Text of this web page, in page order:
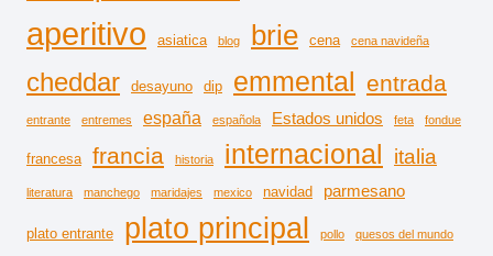
aperitivo asiatica blog brie cena cena navideña
cheddar desayuno dip emmental entrada
entrante entremes españa española Estados unidos feta fondue
francesa francia historia internacional italia
literatura manchego maridajes mexico navidad parmesano
plato entrante plato principal pollo quesos del mundo